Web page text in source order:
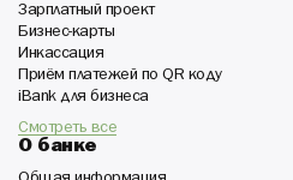
Зарплатный проект
Бизнес-карты
Инкассация
Приём платежей по QR коду
iBank для бизнеса
Смотреть все
О банке